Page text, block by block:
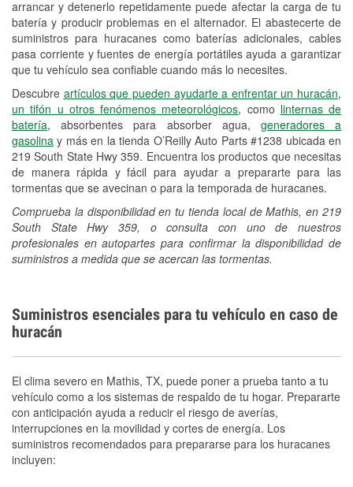
arrancar y detenerlo repetidamente puede afectar la carga de tu
batería y producir problemas en el alternador. El abastecerte de
suministros para huracanes como baterías adicionales, cables
pasa corriente y fuentes de energía portátiles ayuda a garantizar
que tu vehículo sea confiable cuando más lo necesites.
Descubre artículos que pueden ayudarte a enfrentar un huracán,
un tifón u otros fenómenos meteorológicos, como linternas de
batería, absorbentes para absorber agua, generadores a
gasolina y más en la tienda O’Reilly Auto Parts #1238 ubicada en
219 South State Hwy 359. Encuentra los productos que necesitas
de manera rápida y fácil para ayudar a prepararte para las
tormentas que se avecinan o para la temporada de huracanes.
Comprueba la disponibilidad en tu tienda local de Mathis, en 219
South State Hwy 359, o consulta con uno de nuestros
profesionales en autopartes para confirmar la disponibilidad de
suministros a medida que se acercan las tormentas.
Tornado Supplies
Conoce más
Suministros esenciales para tu vehículo en caso de
huracán
El clima severo en Mathis, TX, puede poner a prueba tanto a tu
vehículo como a los sistemas de respaldo de tu hogar. Prepararte
con anticipación ayuda a reducir el riesgo de averías,
interrupciones en la movilidad y cortes de energía. Los
suministros recomendados para prepararse para los huracanes
incluyen: